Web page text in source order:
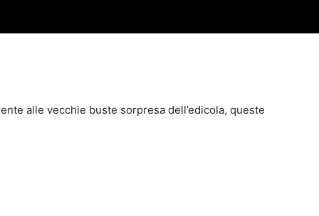
alle vecchie buste sorpresa dell’edicola, queste